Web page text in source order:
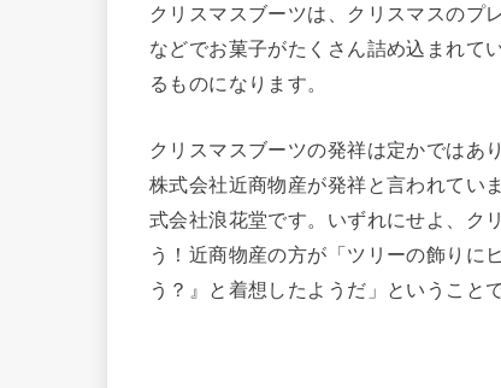
クリスマスブーツは、クリスマスのプ
などでお菓子がたくさん詰め込まれて
るものになります。
クリスマスブーツの発祥は定かではあ
株式会社近商物産が発祥と言われてい
式会社浪花堂です。いずれにせよ、ク
う！近商物産の方が「ツリーの飾りに
う？』と着想したようだ」ということで